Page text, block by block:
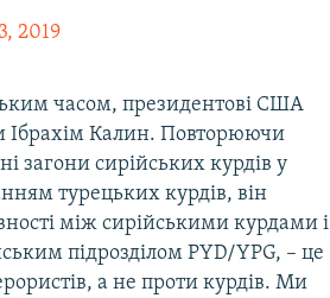
2019
часом, президентові США
Ібрахім Калин. Повторюючи
загони сирійських курдів у
турецьких курдів, він
між сирійськими курдами і
підрозділом PYD/YPG, – це
а не проти курдів. Ми